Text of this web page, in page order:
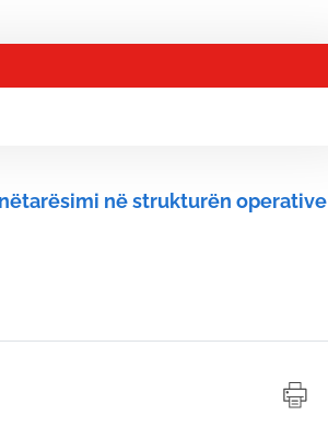
në strukturën operative